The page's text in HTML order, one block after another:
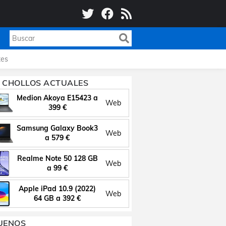
CHOLLOS ACTUALES
Medion Akoya E15423 a
399 €
Web
Samsung Galaxy Book3
a 579 €
Web
Realme Note 50 128 GB
a 99 €
Web
Apple iPad 10.9 (2022)
64 GB a 392 €
Web